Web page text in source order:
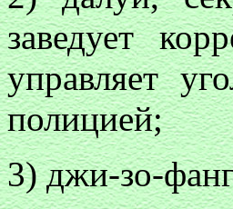
заведует
управляет
полицией;
3) джи-зо-